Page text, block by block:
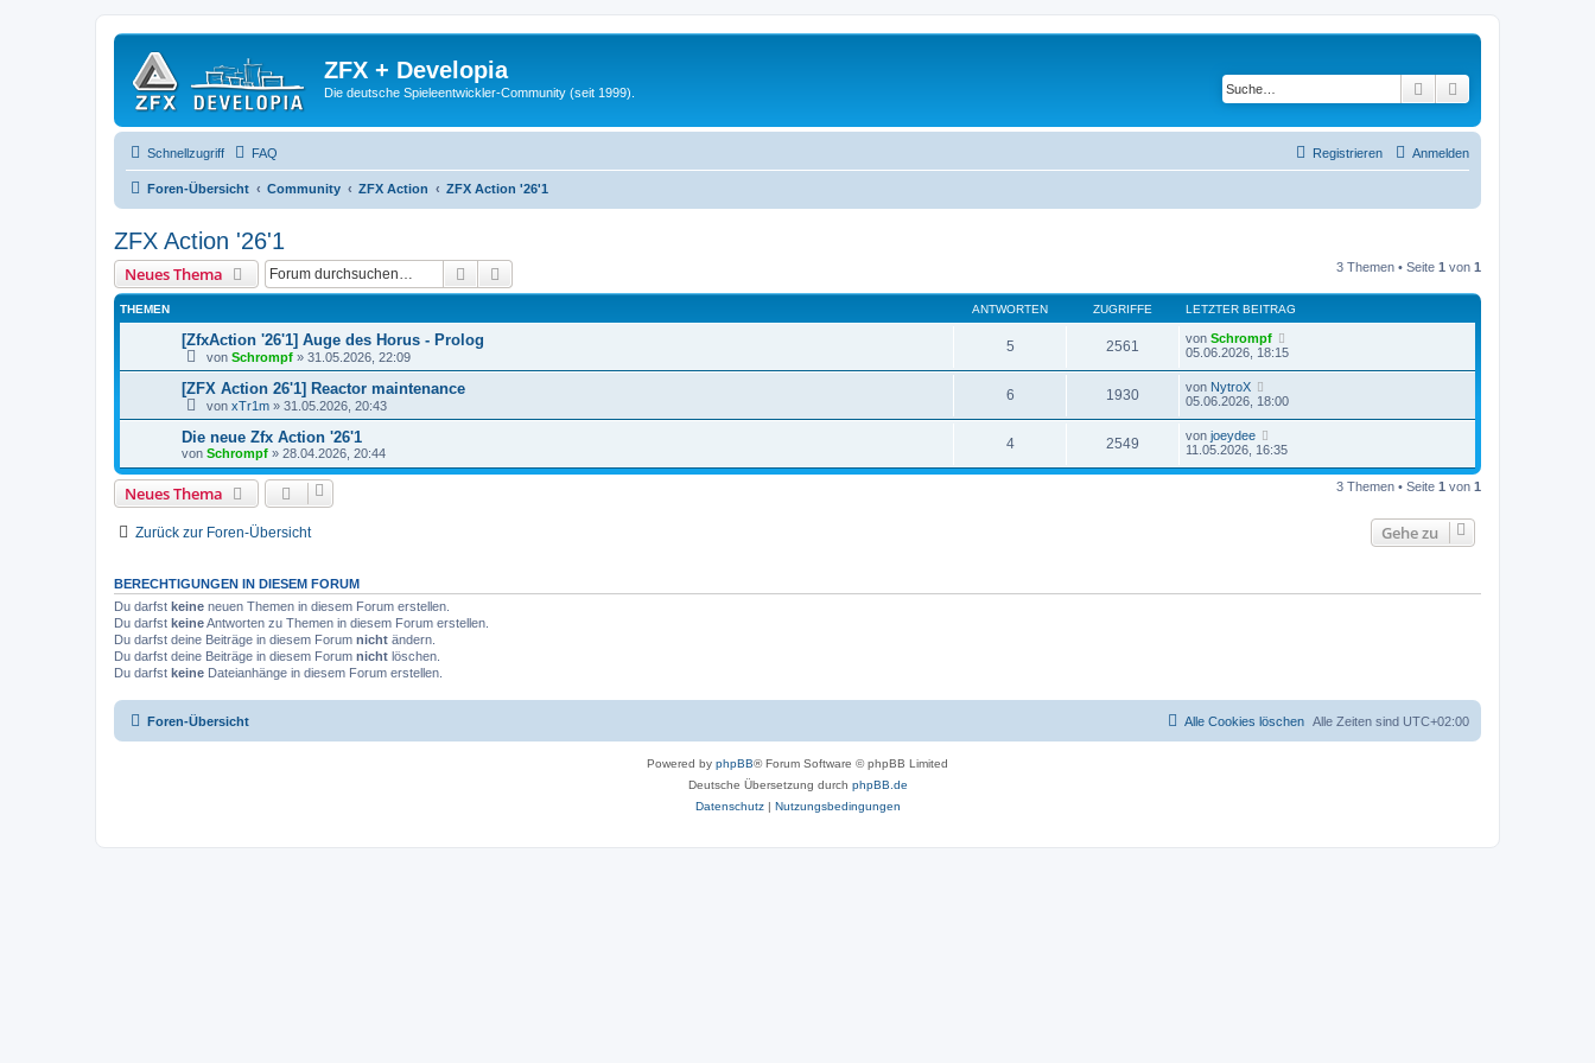
ZFX + Developia
Die deutsche Spieleentwickler-Community (seit 1999). Suche
Schnellzugriff FAQ Anmelden
Registrieren
Foren-Übersicht Community ZFX Action ZFX Action '26'1
ZFX Action '26'1
Neues Thema Suche 3 Themen • Seite 1 von 1
THEMEN ANTWORTEN ZUGRIFFE LETZTER BEITRAG
[ZfxAction '26'1] Auge des Horus - Prolog
von Schrompf » 31.05.2026, 22:09
5 2561 von Schrompf
05.06.2026, 18:15
[ZFX Action 26'1] Reactor maintenance
von xTr1m » 31.05.2026, 20:43
6 1930 von NytroX
05.06.2026, 18:00
Die neue Zfx Action '26'1
von Schrompf » 28.04.2026, 20:44
4 2549 von joeydee
11.05.2026, 16:35
Neues Thema 3 Themen • Seite 1 von 1
Zurück zur Foren-Übersicht Gehe zu
BERECHTIGUNGEN IN DIESEM FORUM
Du darfst keine neuen Themen in diesem Forum erstellen.
Du darfst keineAntworten zu Themen in diesem Forum erstellen.
Du darfst deine Beiträge in diesem Forum nicht ändern.
Du darfst deine Beiträge in diesem Forum nicht löschen.
Du darfst keine Dateianhänge in diesem Forum erstellen.
Foren-Übersicht Alle Zeiten sind UTC+02:00
Alle Cookies löschen
Powered by phpBB® Forum Software © phpBB Limited
Deutsche Übersetzung durch phpBB.de
Datenschutz| Nutzungsbedingungen